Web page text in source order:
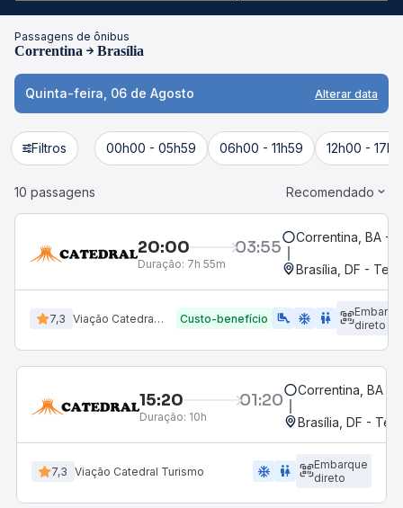
Passagens de ônibus
Correntina Brasília
Quinta-feira, 06 de Agosto Alterar data
Filtros 00h00 - 05h59 06h00 - 11h59 12h00 -
10 passagens Recomendado
20:00 03:55
Duração: 7h 55m
Correntina, BA -
Brasília, DF -
7,3 Viação Catedral Turismo Custo-benefício airline_seat_legroom_extra ac_unit wc
direto
15:20 01:20
Duração: 10h
Correntina, BA -
Brasília, DF -
7,3 Viação Catedral Turismo ac_unit wc
Embarque
direto